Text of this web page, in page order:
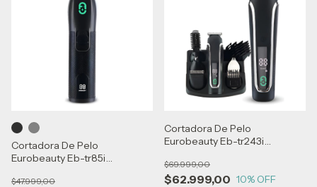
Cortadora De Pelo
Eurobeauty Eb-tr85i
$47.999,00
Cortadora De Pelo
Eurobeauty Eb-tr243i
Negro
$62.999,00
$69.999,00
10% OFF